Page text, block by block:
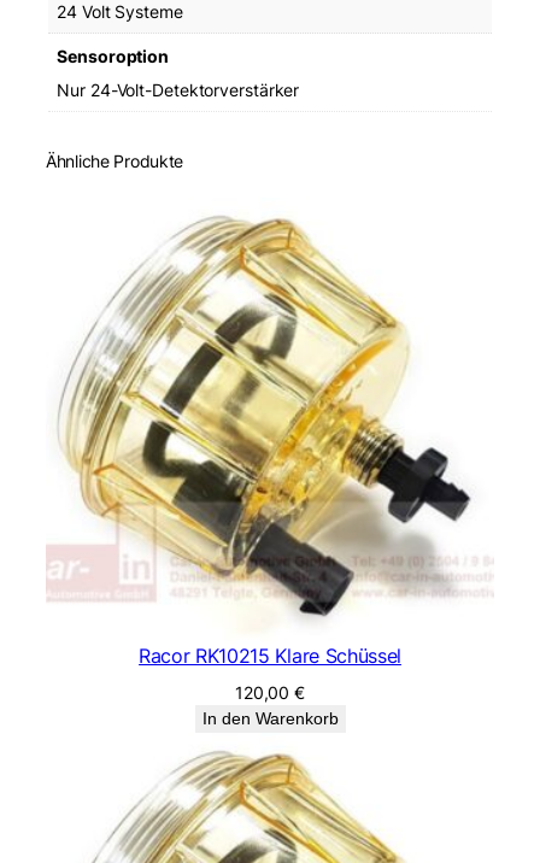
24 Volt Systeme
Sensoroption
Nur 24-Volt-Detektorverstärker
Ähnliche Produkte
Racor RK10215 Klare Schüssel
120,00€
In den Warenkorb